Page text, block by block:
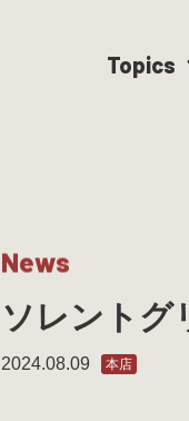
Topics
News
ソレントグ
2024.08.09 本店